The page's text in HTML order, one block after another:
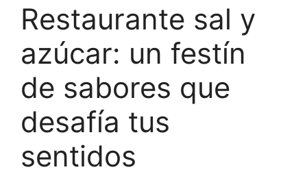
Restaurante sal y
azúcar: un festín
de sabores que
desafía tus
sentidos